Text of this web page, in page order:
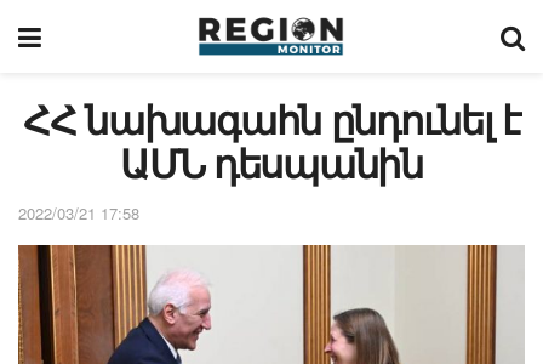
ՀՀ նախագահն ընդունել է
ԱՄՆ դեսպանին
2022/03/21 17:58